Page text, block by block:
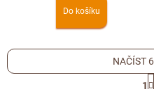
Do košíku
NAČÍST
1